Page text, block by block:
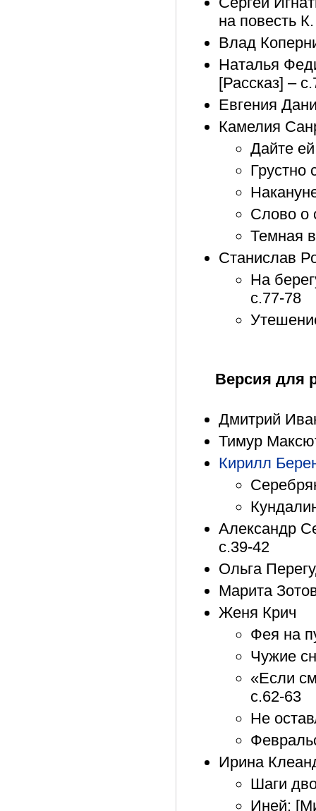
на повесть
Влад
Наталья
[Рассказ] –
Евгения
Камелия
Дайте
Грустно
Слово о
Темная
Станислав
На
с.77-78
Версия для
Дмитрий
Тимур
Кирилл
Александр
с.39-42
Ольга
Марита
Женя Крич
Фея на
Чужие
«Если
с.62-63
Не
Ирина
Шаги
Иней: